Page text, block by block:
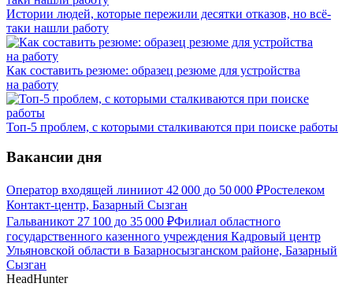
Истории людей, которые пережили десятки отказов, но всё-
таки нашли работу
Как составить резюме: образец резюме для устройства
на работу
Топ-5 проблем, с которыми сталкиваются при поиске работы
Вакансии дня
Оператор входящей линииот 42 000 до 50 000 ₽Ростелеком
Контакт-центр, Базарный Сызган
Гальваникот 27 100 до 35 000 ₽Филиал областного
государственного казенного учреждения Кадровый центр
Ульяновской области в Базарносызганском районе, Базарный
Сызган
HeadHunter